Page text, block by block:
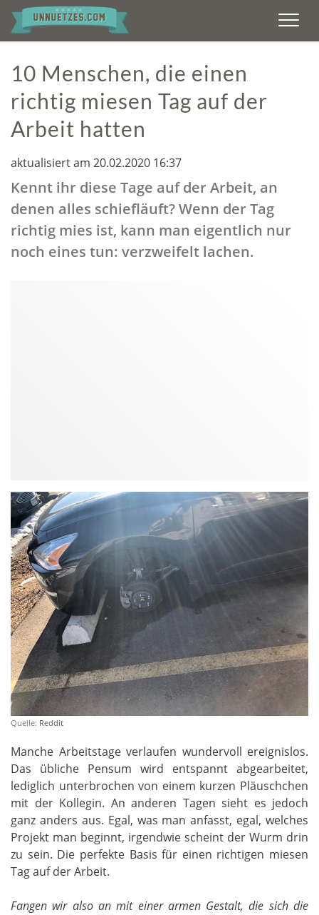
10 Menschen, die einen
richtig miesen Tag auf der
Arbeit hatten
aktualisiert am 20.02.2020 16:37
Kennt ihr diese Tage auf der Arbeit, an
denen alles schiefläuft? Wenn der Tag
richtig mies ist, kann man eigentlich nur
noch eines tun: verzweifelt lachen.
Quelle: Reddit
Manche Arbeitstage verlaufen wundervoll ereignislos.
Das übliche Pensum wird entspannt abgearbeitet,
lediglich unterbrochen von einem kurzen Pläuschchen
mit der Kollegin. An anderen Tagen sieht es jedoch
ganz anders aus. Egal, was man anfasst, egal, welches
Projekt man beginnt, irgendwie scheint der Wurm drin
zu sein. Die perfekte Basis für einen richtigen miesen
Tag auf der Arbeit.
Fangen wir also an mit einer armen Gestalt, die sich die